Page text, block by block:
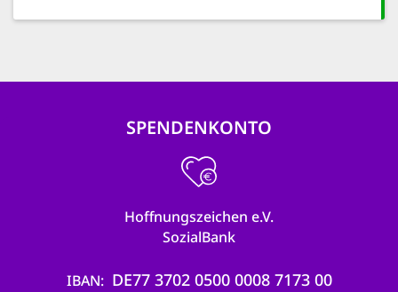
SPENDENKONTO
Hoffnungszeichen e.V.
SozialBank
IBAN DE77 3702 0500 0008 7173 00